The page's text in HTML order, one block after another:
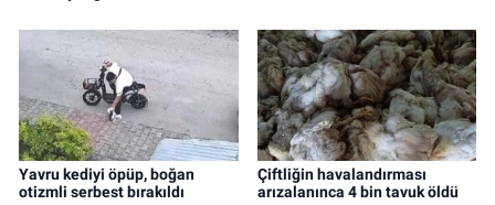
Yavru kediyi öpüp, boğan
otizmli serbest bırakıldı
Çiftliğin havalandırması
arızalanınca 4 bin tavuk öldü